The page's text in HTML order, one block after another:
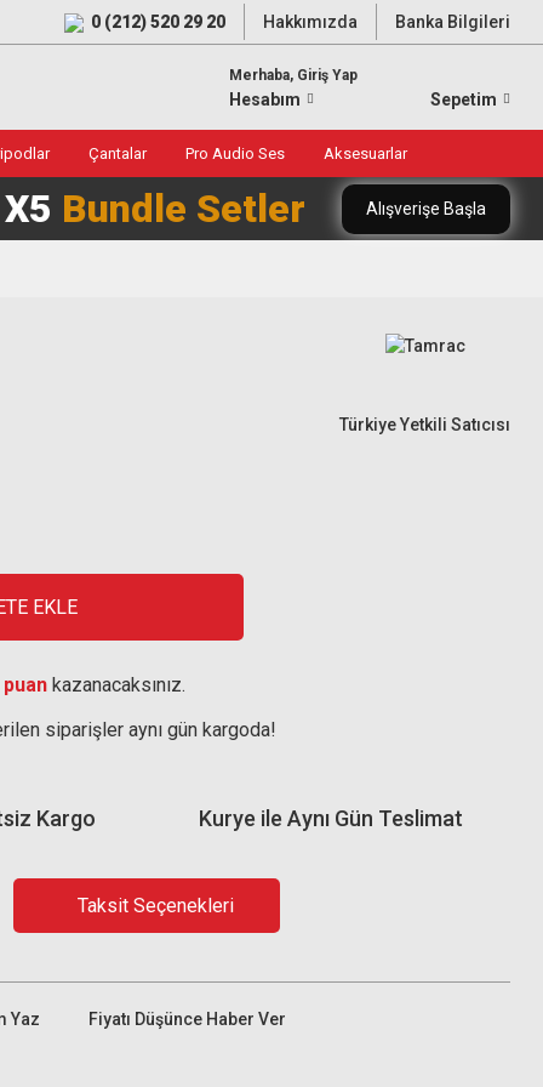
0 (212) 520 29 20 Hakkımızda Banka Bilgileri
Merhaba, Giriş Yap
Hesabım Sepetim
Çantalar Pro Audio Ses Aksesuarlar
Bundle Setler Alışverişe Başla
Türkiye Yetkili Satıcısı
EKLE
puan kazanacaksınız.
siparişler aynı gün kargoda!
Kurye ile Aynı Gün Teslimat
Kargo
Taksit Seçenekleri
Yaz Fiyatı Düşünce Haber Ver